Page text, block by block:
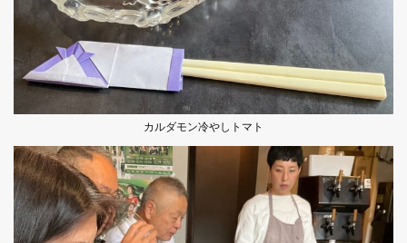
カルダモン冷やしトマト